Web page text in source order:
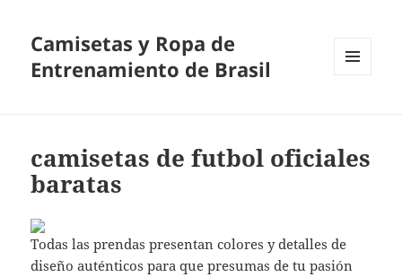
Camisetas y Ropa de
Entrenamiento de Brasil
camisetas de futbol oficiales
baratas
Todas las prendas presentan colores y detalles de
diseño auténticos para que presumas de tu pasión